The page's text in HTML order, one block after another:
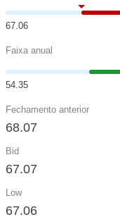
67.06
Faixa anual
54.35
Fechamento anterior
68.07
Bid
67.07
Low
67.06